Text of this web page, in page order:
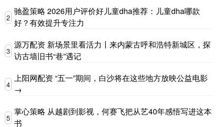
2
驰盈策略 2026用户评价好儿童dha推荐：儿童dha哪款
好？有效提升专注力
3
源万配资 新场景里看活力丨来内蒙古呼和浩特新城区，探
访古墙旧书“巷”遇记
4
上阳网配资 “五一”期间，白沙将在这些地方放映公益电影
→
5
掌心策略 从越剧到影视，何赛飞把从艺40年感悟写进这本
书